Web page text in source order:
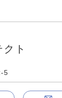
ト
5